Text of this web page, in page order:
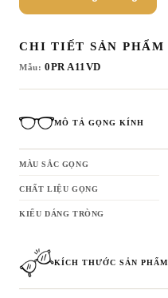
CHI TIẾT SẢN PHẨM
Mẫu: 0PR A11VD
MÔ TẢ GỌNG KÍNH
MÀU SẮC GỌNG
CHẤT LIỆU GỌNG
KIỂU DÁNG TRÒNG
KÍCH THƯỚC SẢN PHẨM